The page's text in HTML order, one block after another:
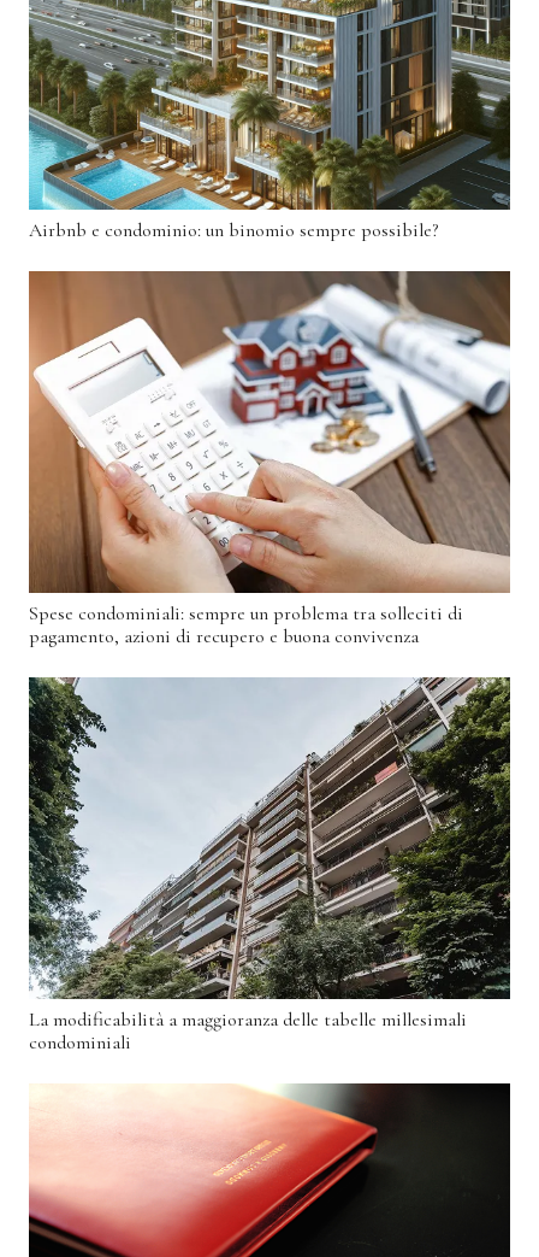
Airbnb e condominio: un binomio sempre possibile?
Spese condominiali: sempre un problema tra solleciti di
pagamento, azioni di recupero e buona convivenza
La modificabilità a maggioranza delle tabelle millesimali
condominiali